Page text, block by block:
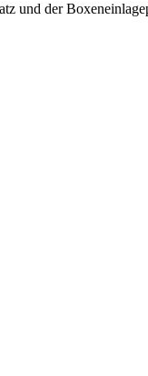
und der